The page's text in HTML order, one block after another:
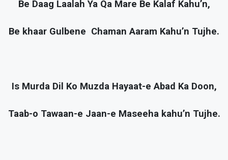
Be Daag Laalah Ya Qa Mare Be Kalaf Kahu’n,
Be khaar Gulbene Chaman Aaram Kahu’n Tujhe.
Is Murda Dil Ko Muzda Hayaat-e Abad Ka Doon,
Taab-o Tawaan-e Jaan-e Maseeha kahu’n Tujhe.